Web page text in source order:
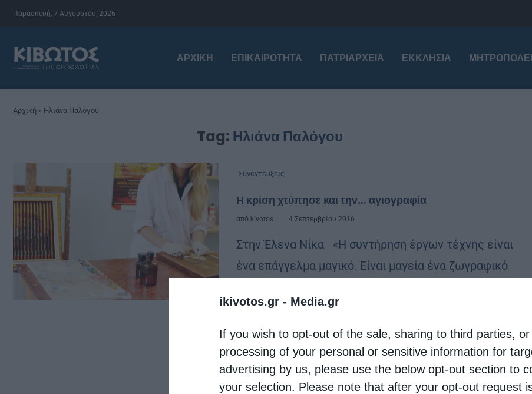
ikivotos.gr - Media.gr
If you wish to opt-out of the sale, sharing to third parties, or
processing of your personal or sensitive information for
advertising by us, please use the below opt-out section to
your selection. Please note that after your opt-out request
Παρασκευή, 7 Αυγούστου, 2026
ΑΡΧΙΚΉ ΕΠΙΚΑΙΡΌΤΗΤΑ ΠΑΤΡΙΑΡΧΕΊΑ ΕΚΚΛΗΣΊΑ
Αρχική » Ηλιάνα Παλόγου
Tag: Ηλιάνα Παλόγου
Συνεντευξεις
Η κρίση χτύπησε και την… αγιογραφία
από kivotos 4 Σεπτεμβρίου 2016
Στην Έλενα Νίκα «Η συντήρηση έργων τέχνης είναι
ένα επάγγελμα μαγικό. Είναι μαγεία ένα ζωγραφικό
βρίσκουν το φως. Να τα αποκαλύπτεις, να …